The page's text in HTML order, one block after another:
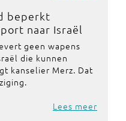
beperkt
naar Israël
geen wapens
die kunnen
kanselier Merz. Dat
Lees meer